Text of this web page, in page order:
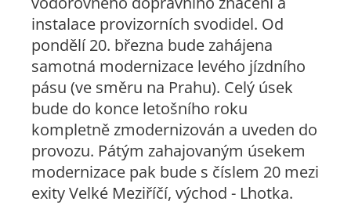
instalace provizorních svodidel. Od
pondělí 20. března bude zahájena
samotná modernizace levého jízdního
pásu (ve směru na Prahu). Celý úsek
bude do konce letošního roku
kompletně zmodernizován a uveden do
provozu. Pátým zahajovaným úsekem
modernizace pak bude s číslem 20 mezi
exity Velké Meziříčí, východ - Lhotka.